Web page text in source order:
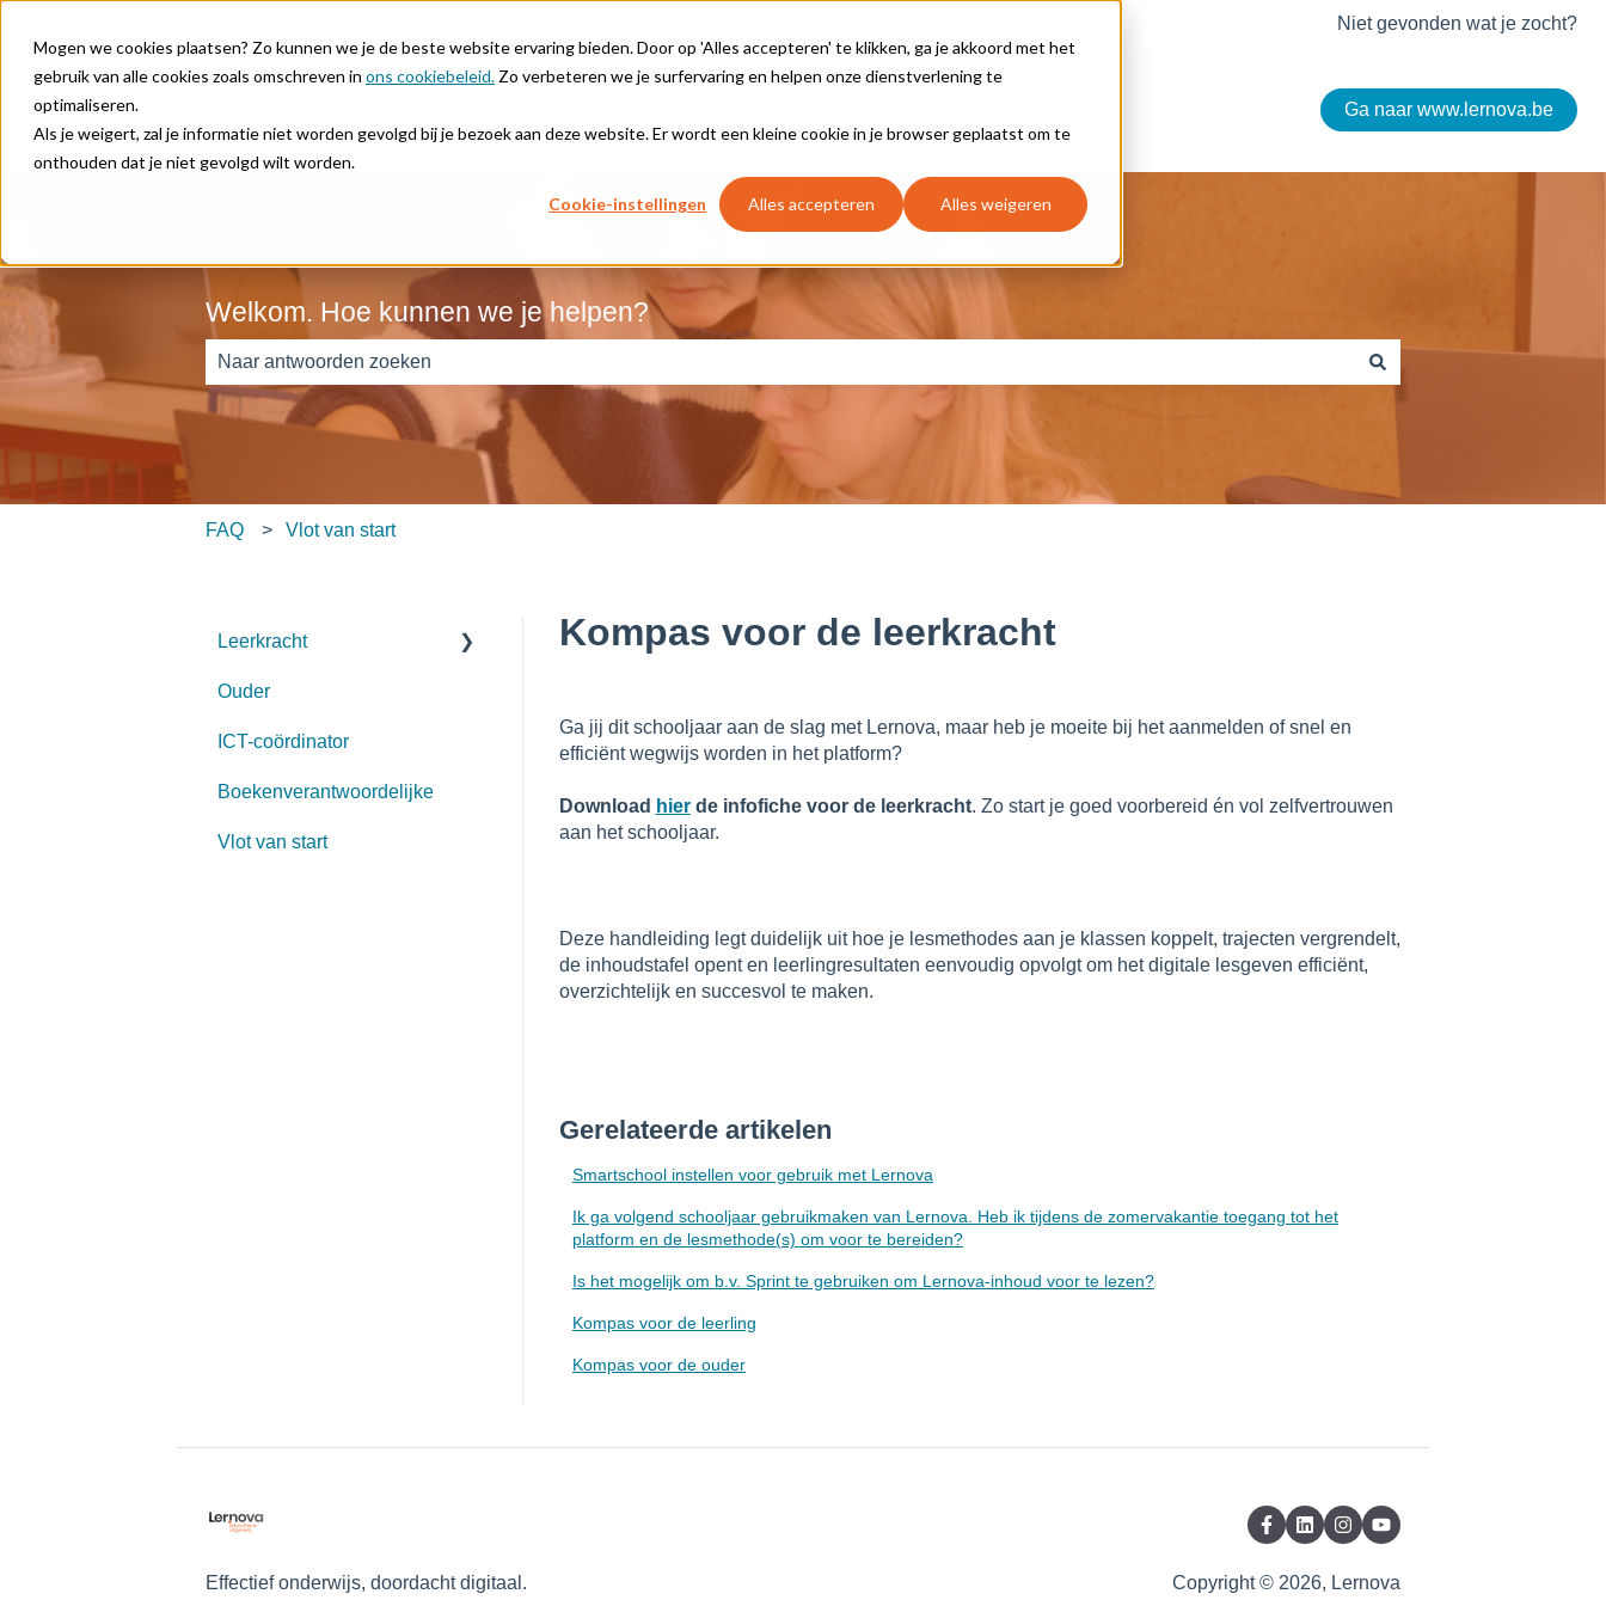
Mogen we cookies plaatsen? Zo kunnen we je de beste website ervaring bieden. Door op 'Alles accepteren' te klikken, ga je akkoord met het
gebruik van alle cookies zoals omschreven in ons cookiebeleid. Zo verbeteren we je surfervaring en helpen onze dienstverlening te
optimaliseren.
Als je weigert, zal je informatie niet worden gevolgd bij je bezoek aan deze website. Er wordt een kleine cookie in je browser geplaatst om te
onthouden dat je niet gevolgd wilt worden.
Cookie-instellingen Alles accepteren Alles weigeren
Niet gevonden wat je zocht?
Ga naar www.lernova.be
Welkom. Hoe kunnen we je helpen?
Er zijn geen suggesties want het zoekveld is leeg.
FAQ Vlot van start
Kompas voor de leerkracht
Ga jij dit schooljaar aan de slag met Lernova, maar heb je moeite bij het aanmelden of snel en
efficiënt wegwijs worden in het platform?
Download hierde infofiche voor de leerkracht. Zo start je goed voorbereid én vol zelfvertrouwen
aan het schooljaar.
Deze handleiding legt duidelijk uit hoe je lesmethodes aan je klassen koppelt, trajecten vergrendelt,
de inhoudstafel opent en leerlingresultaten eenvoudig opvolgt om het digitale lesgeven efficiënt,
overzichtelijk en succesvol te maken.
Gerelateerde artikelen
Smartschool instellen voor gebruik met Lernova
Ik ga volgend schooljaar gebruikmaken van Lernova. Heb ik tijdens de zomervakantie toegang tot het
platform en de lesmethode(s) om voor te bereiden?
Is het mogelijk om b.v. Sprint te gebruiken om Lernova-inhoud voor te lezen?
Kompas voor de leerling
Kompas voor de ouder
Leerkracht
Start schooljaar
Aanmelden
Opbouw
Lesgeven met Lernova
Ouder
ICT-coördinator
Boekenverantwoordelijke
Vlot van start
Effectief onderwijs, doordacht digitaal. Copyright © 2026, Lernova